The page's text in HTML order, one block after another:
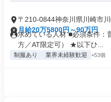
〒210-0844神奈川県川崎市
月給20万5800円～90万円
求めている人材 ■必須条件：
方／AT限定可） ★以下ひ...
制服あり 業界未経験歓迎 +53個